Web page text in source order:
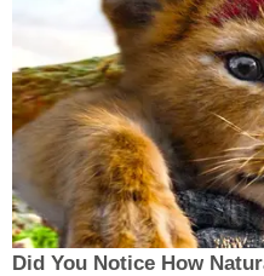
Did You Notice How